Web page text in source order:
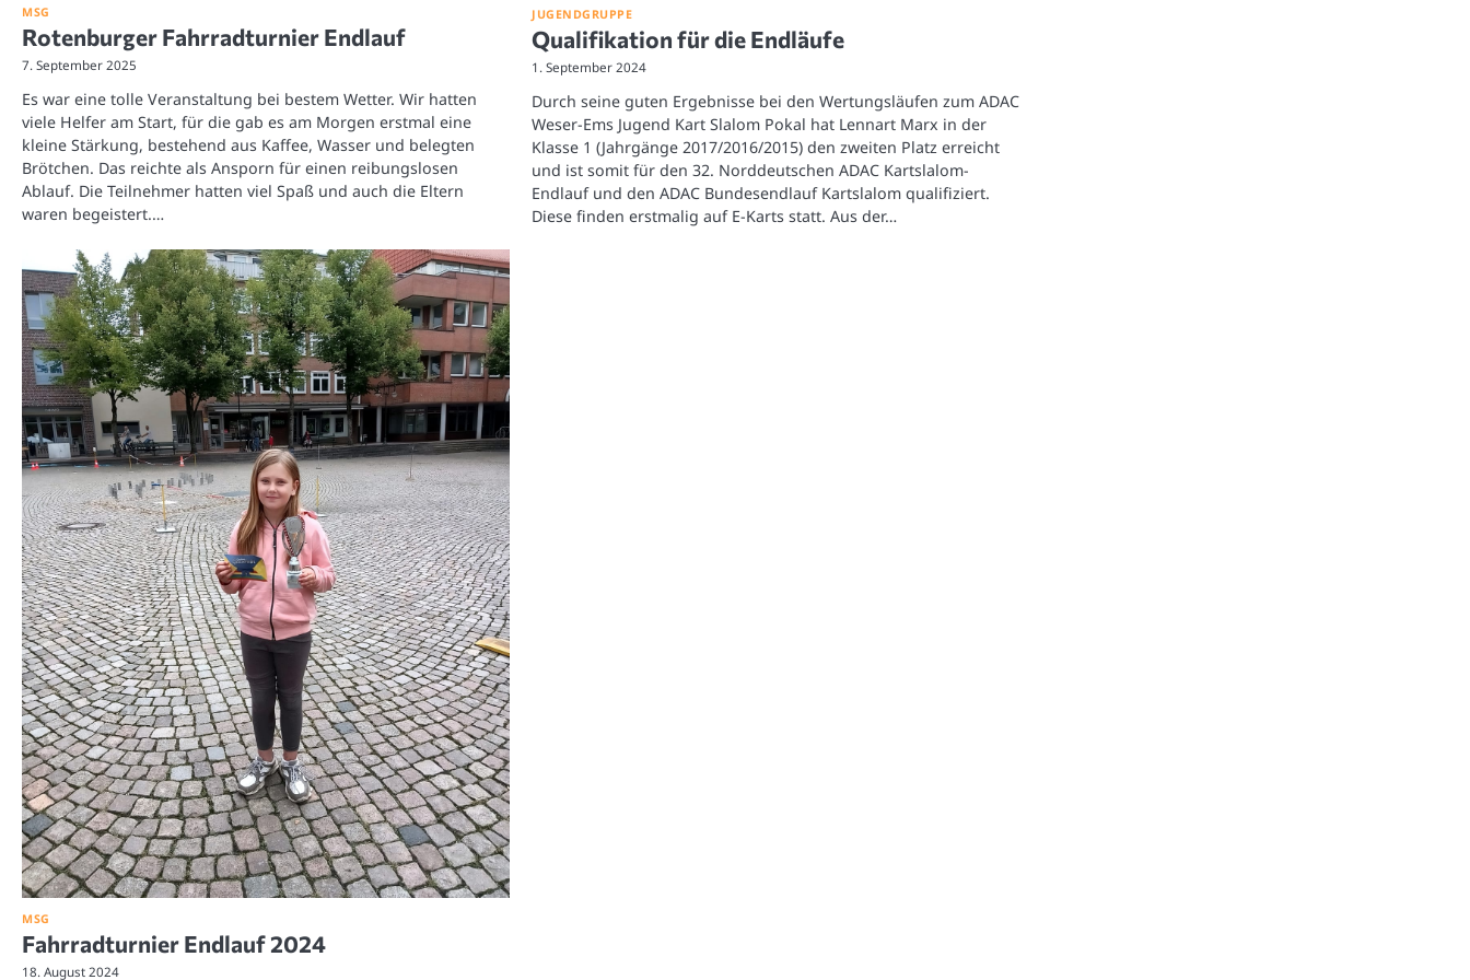
MSG
Rotenburger Fahrradturnier Endlauf
7. September 2025
Es war eine tolle Veranstaltung bei bestem Wetter. Wir hatten
viele Helfer am Start, für die gab es am Morgen erstmal eine
kleine Stärkung, bestehend aus Kaffee, Wasser und belegten
Brötchen. Das reichte als Ansporn für einen reibungslosen
Ablauf. Die Teilnehmer hatten viel Spaß und auch die Eltern
waren begeistert.…
JUGENDGRUPPE
Qualifikation für die Endläufe
1. September 2024
Durch seine guten Ergebnisse bei den Wertungsläufen zum ADAC
Weser-Ems Jugend Kart Slalom Pokal hat Lennart Marx in der
Klasse 1 (Jahrgänge 2017/2016/2015) den zweiten Platz erreicht
und ist somit für den 32. Norddeutschen ADAC Kartslalom-
Endlauf und den ADAC Bundesendlauf Kartslalom qualifiziert.
Diese finden erstmalig auf E-Karts statt. Aus der…
MSG
Fahrradturnier Endlauf 2024
18. August 2024